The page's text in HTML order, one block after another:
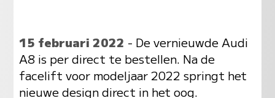
15 februari 2022 - De vernieuwde Audi
A8 is per direct te bestellen. Na de
facelift voor modeljaar 2022 springt het
nieuwe design direct in het oog.